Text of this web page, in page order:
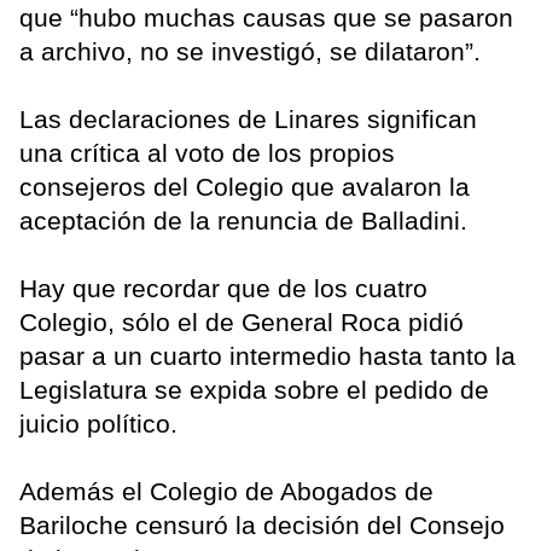
que “hubo muchas causas que se pasaron
a archivo, no se investigó, se dilataron”.
Las declaraciones de Linares significan
una crítica al voto de los propios
consejeros del Colegio que avalaron la
aceptación de la renuncia de Balladini.
Hay que recordar que de los cuatro
Colegio, sólo el de General Roca pidió
pasar a un cuarto intermedio hasta tanto la
Legislatura se expida sobre el pedido de
juicio político.
Además el Colegio de Abogados de
Bariloche censuró la decisión del Consejo